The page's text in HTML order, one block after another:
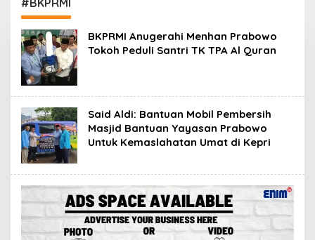
BKPRMI Anugerahi Menhan Prabowo
Tokoh Peduli Santri TK TPA Al Quran
Said Aldi: Bantuan Mobil Pembersih
Masjid Bantuan Yayasan Prabowo
Untuk Kemaslahatan Umat di Kepri